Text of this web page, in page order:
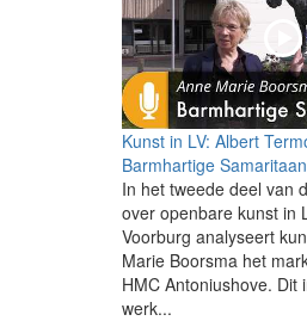
Kunst in LV: Albert
Barmhartige Samaritaan
In het tweede deel van
over openbare kunst in
Voorburg analyseert
Marie Boorsma het
HMC Antoniushove. Dit
werk...